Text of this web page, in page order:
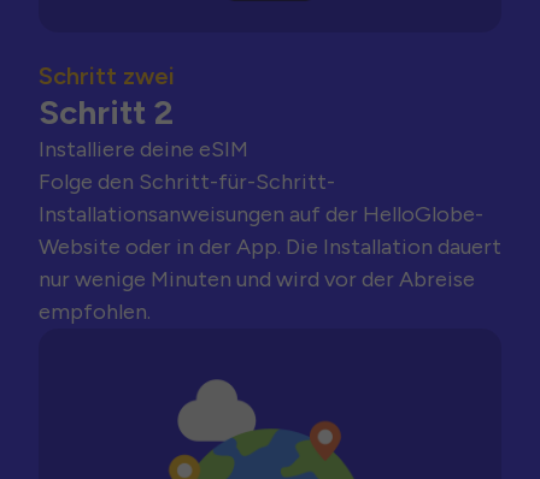
Schritt zwei
Schritt 2
Installiere deine eSIM
Folge den Schritt-für-Schritt-
Installationsanweisungen auf der HelloGlobe-
Website oder in der App. Die Installation dauert
nur wenige Minuten und wird vor der Abreise
empfohlen.